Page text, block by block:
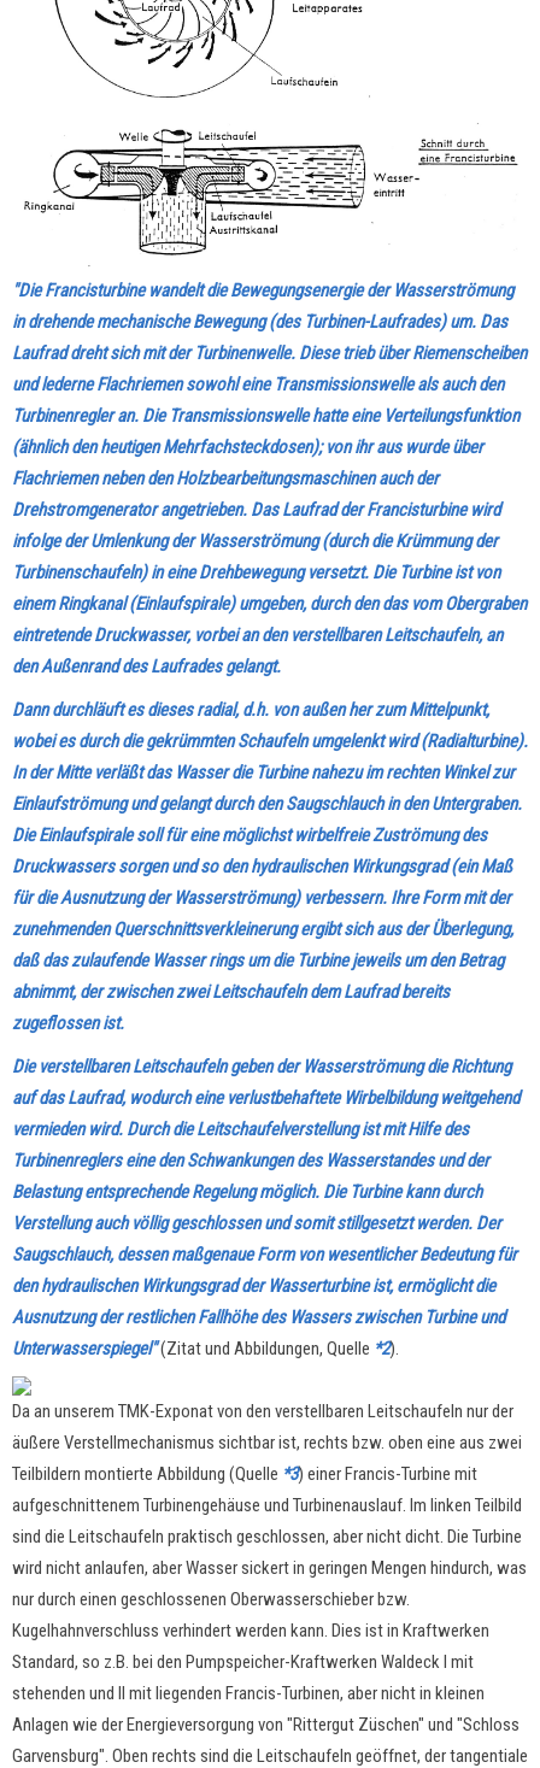
"Die Francisturbine wandelt die Bewegungsenergie der Wasserströmung
in drehende mechanische Bewegung (des Turbinen-Laufrades) um. Das
Laufrad dreht sich mit der Turbinenwelle. Diese trieb über Riemenscheiben
und lederne Flachriemen sowohl eine Transmissionswelle als auch den
Turbinenregler an. Die Transmissionswelle hatte eine Verteilungsfunktion
(ähnlich den heutigen Mehrfachsteckdosen); von ihr aus wurde über
Flachriemen neben den Holzbearbeitungsmaschinen auch der
Drehstromgenerator angetrieben. Das Laufrad der Francisturbine wird
infolge der Umlenkung der Wasserströmung (durch die Krümmung der
Turbinenschaufeln) in eine Drehbewegung versetzt. Die Turbine ist von
einem Ringkanal (Einlaufspirale) umgeben, durch den das vom Obergraben
eintretende Druckwasser, vorbei an den verstellbaren Leitschaufeln, an
den Außenrand des Laufrades gelangt.
Dann durchläuft es dieses radial, d.h. von außen her zum Mittelpunkt,
wobei es durch die gekrümmten Schaufeln umgelenkt wird (Radialturbine).
In der Mitte verläßt das Wasser die Turbine nahezu im rechten Winkel zur
Einlaufströmung und gelangt durch den Saugschlauch in denUntergraben.
Die Einlaufspirale soll für eine möglichst wirbelfreie Zuströmung des
Druckwassers sorgen und so den hydraulischen Wirkungsgrad (ein Maß
für die Ausnutzung der Wasserströmung) verbessern. Ihre Form mit der
zunehmenden Querschnittsverkleinerung ergibt sich aus der Überlegung,
daß das zulaufende Wasser rings um die Turbine jeweils um den Betrag
abnimmt, der zwischen zwei Leitschaufeln dem Laufrad bereits
zugeflossen ist.
Die verstellbaren Leitschaufeln geben der Wasserströmung die Richtung
auf das Laufrad, wodurch eine verlustbehaftete Wirbelbildung weitgehend
vermieden wird. Durch die Leitschaufelverstellung ist mit Hilfe des
Turbinenreglers eine den Schwankungen des Wasserstandes und der
Belastung entsprechende Regelung möglich. Die Turbine kann durch
Verstellung auch völlig geschlossen und somit stillgesetzt werden. Der
Saugschlauch, dessen maßgenaue Form von wesentlicher Bedeutung für
den hydraulischen Wirkungsgrad der Wasserturbine ist, ermöglicht die
Ausnutzung der restlichen Fallhöhe des Wassers zwischen Turbine und
Unterwasserspiegel"(Zitat und Abbildungen, Quelle *2).
Da an unserem TMK-Exponat von den verstellbaren Leitschaufeln nur der
äußere Verstellmechanismus sichtbar ist, rechts bzw. oben eine aus zwei
Teilbildern montierte Abbildung (Quelle *3) einer Francis-Turbine mit
aufgeschnittenem Turbinengehäuse und Turbinenauslauf. Im linken Teilbild
sind die Leitschaufeln praktisch geschlossen, aber nicht dicht. Die Turbine
wird nicht anlaufen, aber Wasser sickert in geringen Mengen hindurch, was
nur durch einen geschlossenen Oberwasserschieber bzw.
Kugelhahnverschluss verhindert werden kann. Dies ist in Kraftwerken
Standard, so z.B. bei den Pumpspeicher-Kraftwerken Waldeck I mit
stehenden und II mit liegenden Francis-Turbinen, aber nicht in kleinen
Anlagen wie der Energieversorgung von "Rittergut Züschen" und "Schloss
Garvensburg". Oben rechts sind die Leitschaufeln geöffnet, der tangentiale